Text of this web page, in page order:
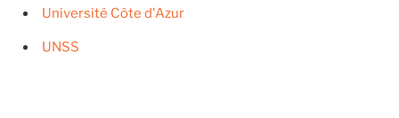
Université Côte d'Azur
UNSS